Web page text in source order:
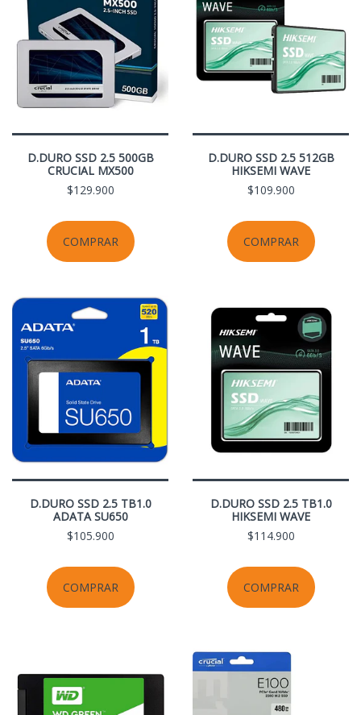
D.DURO SSD 2.5 500GB
CRUCIAL MX500
$129.900
COMPRAR
D.DURO SSD 2.5 512GB
HIKSEMI WAVE
$109.900
COMPRAR
D.DURO SSD 2.5 TB1.0
ADATA SU650
$105.900
COMPRAR
D.DURO SSD 2.5 TB1.0
HIKSEMI WAVE
$114.900
COMPRAR